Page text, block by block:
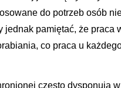
do potrzeb osób
pamiętać, że praca
co praca u
często dysponują